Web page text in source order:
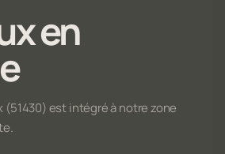
en
(51430) est intégré à notre zone